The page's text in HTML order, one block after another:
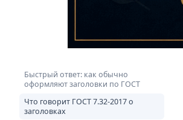
Быстрый ответ: как обычно
оформляют заголовки по ГОСТ
Что говорит ГОСТ 7.32-2017 о
заголовках